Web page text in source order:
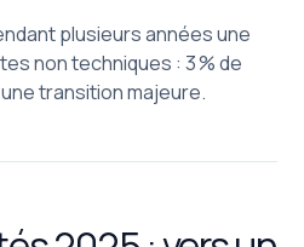
plusieurs années une
non techniques : 3 % de
transition majeure.